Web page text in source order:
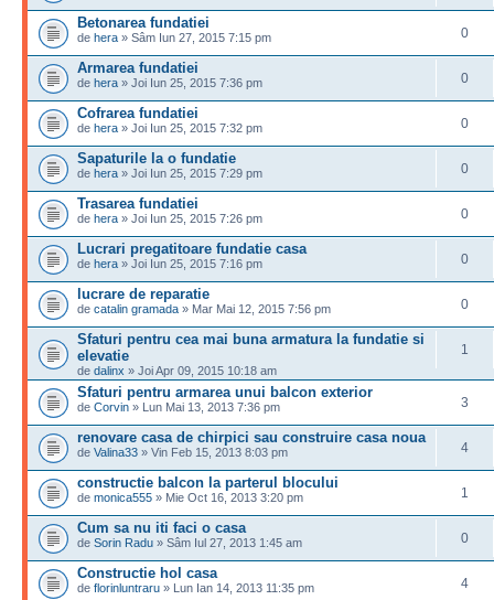
Betonarea fundatiei
de hera » Sâm Iun 27, 2015 7:15 pm 0
Armarea fundatiei
de hera » Joi Iun 25, 2015 7:36 pm 0
Cofrarea fundatiei
de hera » Joi Iun 25, 2015 7:32 pm 0
Sapaturile la o fundatie
de hera » Joi Iun 25, 2015 7:29 pm 0
Trasarea fundatiei
de hera » Joi Iun 25, 2015 7:26 pm 0
Lucrari pregatitoare fundatie casa
de hera » Joi Iun 25, 2015 7:16 pm 0
lucrare de reparatie
de catalin gramada » Mar Mai 12, 2015 7:56 pm 0
Sfaturi pentru cea mai buna armatura la fundatie si
elevatie
de dalinx » Joi Apr 09, 2015 10:18 am
1
Sfaturi pentru armarea unui balcon exterior
de Corvin » Lun Mai 13, 2013 7:36 pm 3
renovare casa de chirpici sau construire casa noua
de Valina33 » Vin Feb 15, 2013 8:03 pm 4
constructie balcon la parterul blocului
de monica555 » Mie Oct 16, 2013 3:20 pm 1
Cum sa nu iti faci o casa
de Sorin Radu » Sâm Iul 27, 2013 1:45 am 0
Constructie hol casa
de florinluntraru » Lun Ian 14, 2013 11:35 pm 4